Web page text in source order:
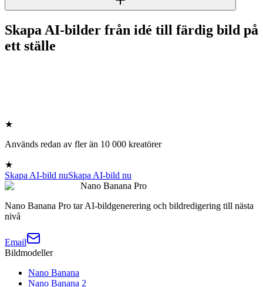
Skapa AI-bilder från idé till färdig bild på
ett ställe
★
Används redan av fler än 10 000 kreatörer
★
Skapa AI-bild nuSkapa AI-bild nu
Nano Banana Pro
Nano Banana Pro tar AI-bildgenerering och bildredigering till nästa
nivå
Email
Bildmodeller
Nano Banana
Nano Banana 2